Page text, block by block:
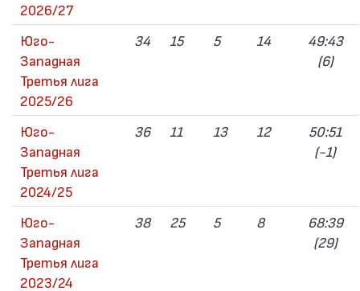
2026/27
Юго-
Западная
Третья лига
2025/26
34 15 5 14
49:43
(6)
Юго-
Западная
Третья лига
2024/25
36 11 13 12
50:51
(-1)
Юго-
Западная
Третья лига
2023/24
38 25 5 8
68:39
(29)